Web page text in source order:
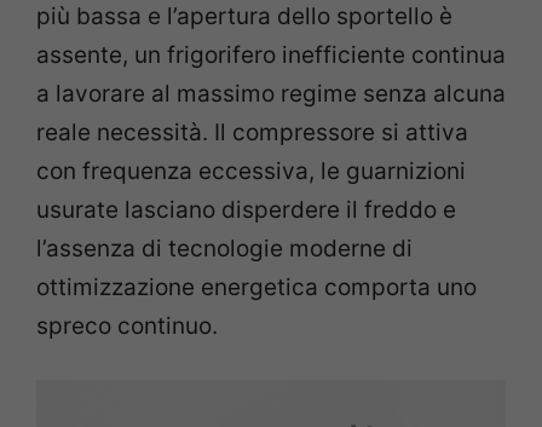
più bassa e l’apertura dello sportello è
assente, un frigorifero inefficiente continua
a lavorare al massimo regime senza alcuna
reale necessità. Il compressore si attiva
con frequenza eccessiva, le guarnizioni
usurate lasciano disperdere il freddo e
l’assenza di tecnologie moderne di
ottimizzazione energetica comporta uno
spreco continuo.